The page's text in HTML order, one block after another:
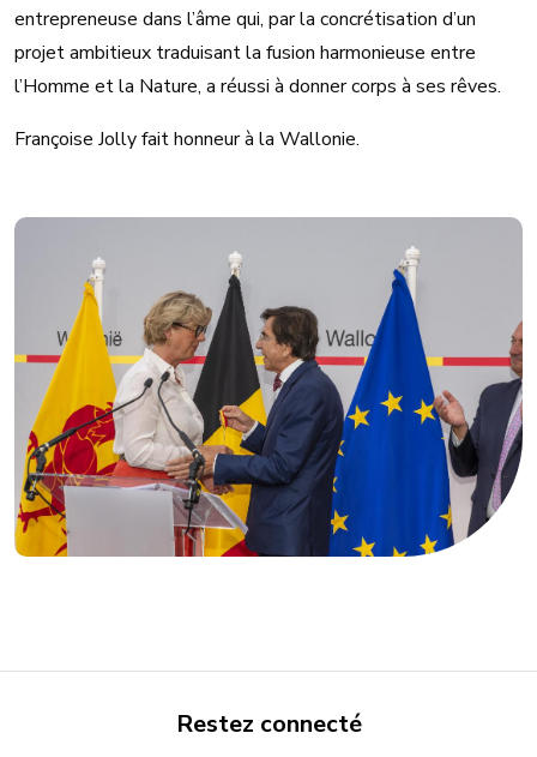
entrepreneuse dans l’âme qui, par la concrétisation d’un
projet ambitieux traduisant la fusion harmonieuse entre
l’Homme et la Nature, a réussi à donner corps à ses rêves.
Françoise Jolly fait honneur à la Wallonie.
Restez connecté